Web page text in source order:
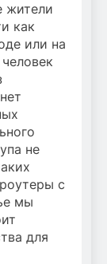
жители
как
или на
не
с
мы
для